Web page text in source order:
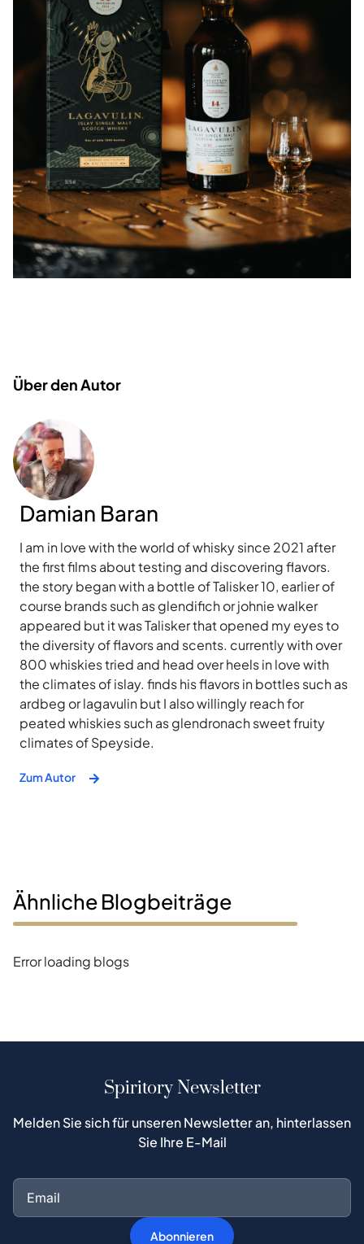
Über den Autor
Damian Baran
I am in love with the world of whisky since 2021 after
the first films about testing and discovering flavors.
the story began with a bottle of Talisker 10, earlier of
course brands such as glendifich or johnie walker
appeared but it was Talisker that opened my eyes to
the diversity of flavors and scents. currently with over
800 whiskies tried and head over heels in love with
the climates of islay. finds his flavors in bottles such as
ardbeg or lagavulin but I also willingly reach for
peated whiskies such as glendronach sweet fruity
climates of Speyside.
Zum Autor
Ähnliche Blogbeiträge
Error loading blogs
Spiritory Newsletter
Melden Sie sich für unseren Newsletter an, hinterlassen
Sie Ihre E-Mail
Abonnieren